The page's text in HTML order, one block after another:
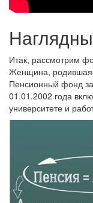
Итак, рассмотрим
Женщина,
Пенсионный фонд
01.01.2002 года
университете и